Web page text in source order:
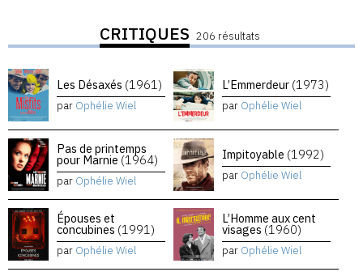
CRITIQUES 206 résultats
Les Désaxés (1961)
par Ophélie Wiel
L’Emmerdeur (1973)
par Ophélie Wiel
Pas de printemps
pour Marnie (1964)
par Ophélie Wiel
Impitoyable (1992)
par Ophélie Wiel
Épouses et
concubines (1991)
par Ophélie Wiel
L’Homme aux cent
visages (1960)
par Ophélie Wiel